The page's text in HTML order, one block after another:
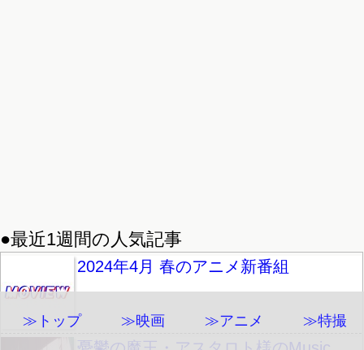
●最近1週間の人気記事
2024年4月 春のアニメ新番組
≫トップ ≫映画 ≫アニメ ≫特撮